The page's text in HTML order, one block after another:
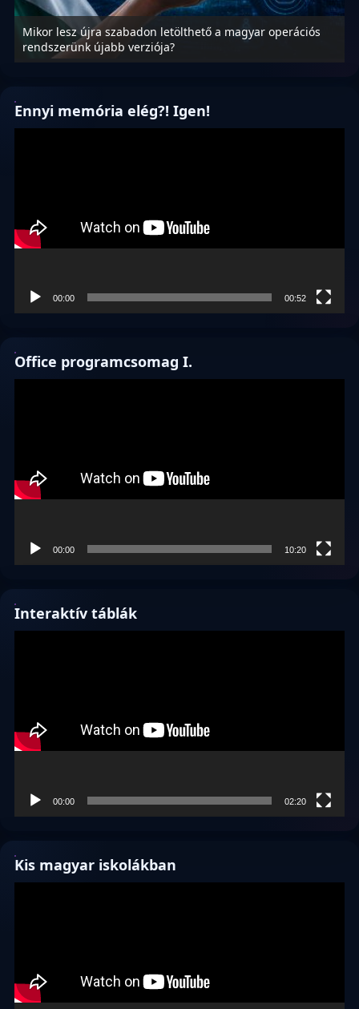
Mikor lesz újra szabadon letölthető a magyar operációs
rendszerünk újabb verziója?
Ennyi memória elég?! Igen!
00:00 00:52
Office programcsomag I.
00:00 10:20
Interaktív táblák
00:00 02:20
Kis magyar iskolákban